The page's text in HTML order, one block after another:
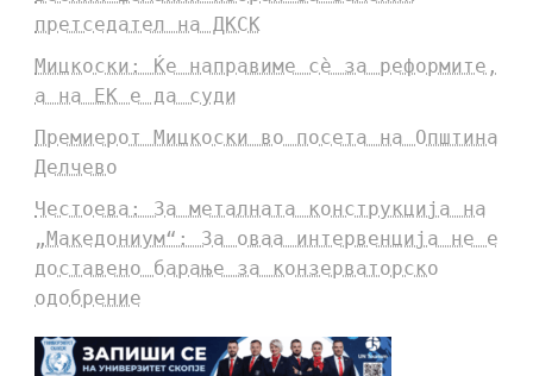
претседател на ДКСК
Мицкоски: Ќе направиме сè за реформите,
а на ЕК е да суди
Премиерот Мицкоски во посета на Општина
Делчево
Честоева: За металната конструкција на
„Македониум“: За оваа интервенција не е
доставено барање за конзерваторско
одобрение